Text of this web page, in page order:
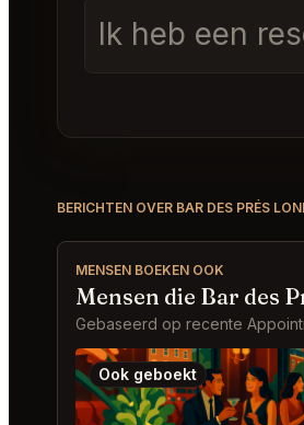
Ik heb een
BERICHTEN OVER BAR DES PRÉS
MENSEN BOEKEN OOK
Mensen die Bar des
Gebaseerd op recente
Ook geboekt